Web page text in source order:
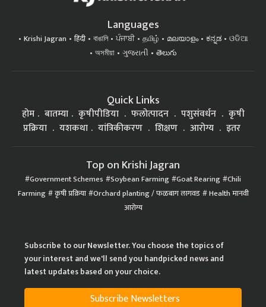
Languages
Krishi Jagran हिंदी বাঙালি ਪੰਜਾਬੀ தமிழ் മലയാളം ಕನ್ನಡ
ଓଡିଆ
অসমীয়া
ગુજરાતી తెలుగు
Quick Links
होम बातम्या कृषीपीडिया फलोत्पादन पशुसंवर्धन
कृषी
प्रक्रिया
यशकथा यांत्रिकीकरण शिक्षण आरोग्य इतर
Top on Krishi Jagran
Government Schemes Soybean Farming Goat Rearing Chili
Farming कृषी प्रक्रिया Orchard planting / फळबाग लागवड Health मानवी
आरोग्य
Subscribe to our Newsletter. You choose the topics of
your interest and we'll send you handpicked news and
latest updates based on your choice.
Subscribe Newsletters